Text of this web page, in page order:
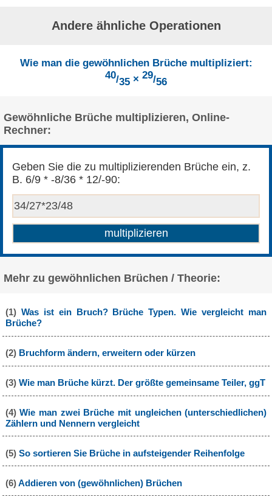
Andere ähnliche Operationen
Wie man die gewöhnlichen Brüche multipliziert:
40/35 × 29/56
Gewöhnliche Brüche multiplizieren, Online-
Rechner:
Geben Sie die zu multiplizierenden Brüche ein, z.
B. 6/9 * -8/36 * 12/-90:
Mehr zu gewöhnlichen Brüchen / Theorie:
(1) Was ist ein Bruch? Brüche Typen. Wie vergleicht man
Brüche?
(2) Bruchform ändern, erweitern oder kürzen
(3) Wie man Brüche kürzt. Der größte gemeinsame Teiler, ggT
(4)Wie man zwei Brüche mit ungleichen (unterschiedlichen)
Zählern und Nennern vergleicht
(5) So sortieren Sie Brüche in aufsteigender Reihenfolge
(6)Addieren von (gewöhnlichen) Brüchen